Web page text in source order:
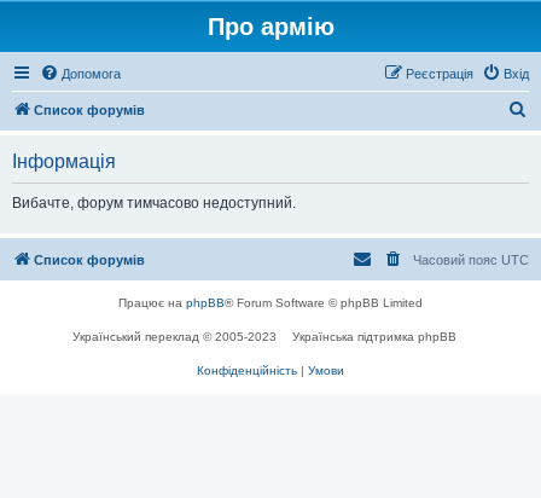
Про армію
Допомога Вхід
Реєстрація
Список форумів
Інформація
Вибачте, форум тимчасово недоступний.
Список форумів Часовий пояс UTC
Працює на phpBB® Forum Software © phpBB Limited
Український переклад © 2005-2023 Українська підтримка phpBB
Конфіденційність | Умови